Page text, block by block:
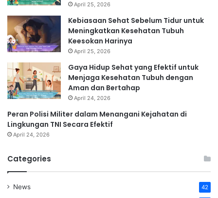
April 25, 2026
Kebiasaan Sehat Sebelum Tidur untuk
Meningkatkan Kesehatan Tubuh
Keesokan Harinya
April 25, 2026
Gaya Hidup Sehat yang Efektif untuk
Menjaga Kesehatan Tubuh dengan
Aman dan Bertahap
April 24, 2026
Peran Polisi Militer dalam Menangani Kejahatan di
Lingkungan TNI Secara Efektif
April 24, 2026
Categories
News 42